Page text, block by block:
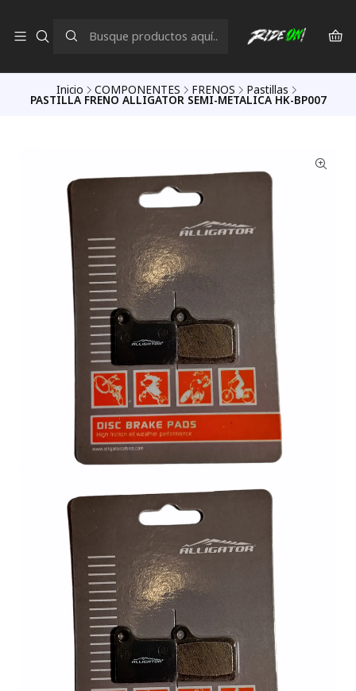
Inicio COMPONENTES FRENOS Pastillas
PASTILLA FRENO ALLIGATOR SEMI-METALICA HK-BP007